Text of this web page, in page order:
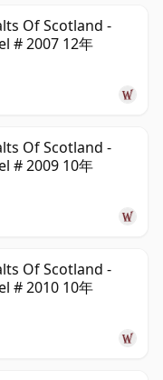
Of Scotland -
# 2007 12年
Of Scotland -
# 2009 10年
Of Scotland -
# 2010 10年